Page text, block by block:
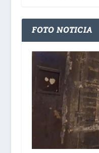
FOTO NOTICIA